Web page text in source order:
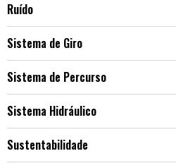
Ruído
Sistema de Giro
Sistema de Percurso
Sistema Hidráulico
Sustentabilidade